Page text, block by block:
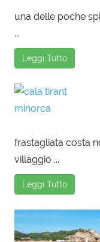
una delle poche
...
Leggi Tutto
frastagliata costa
villaggio ...
Leggi Tutto